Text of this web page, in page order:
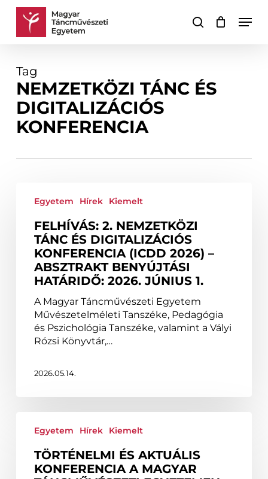
Skip
keresés
Kosár Kosár
Tag
NEMZETKÖZI TÁNC ÉS
DIGITALIZÁCIÓS
KONFERENCIA
Tánc
Digitalizációs
Konferencia
(ICDD
Absztrakt
benyújtási
határidő:
június
Egyetem Hírek Kiemelt
FELHÍVÁS: 2. NEMZETKÖZI
TÁNC ÉS DIGITALIZÁCIÓS
KONFERENCIA (ICDD 2026) –
ABSZTRAKT BENYÚJTÁSI
HATÁRIDŐ: 2026. JÚNIUS 1.
A Magyar Táncművészeti Egyetem
Művészetelméleti Tanszéke, Pedagógia
és Pszichológia Tanszéke, valamint a Vályi
Rózsi Könyvtár,…
2026.05.14.
konferencia
Egyetem Hírek Kiemelt
TÖRTÉNELMI ÉS AKTUÁLIS
KONFERENCIA A MAGYAR